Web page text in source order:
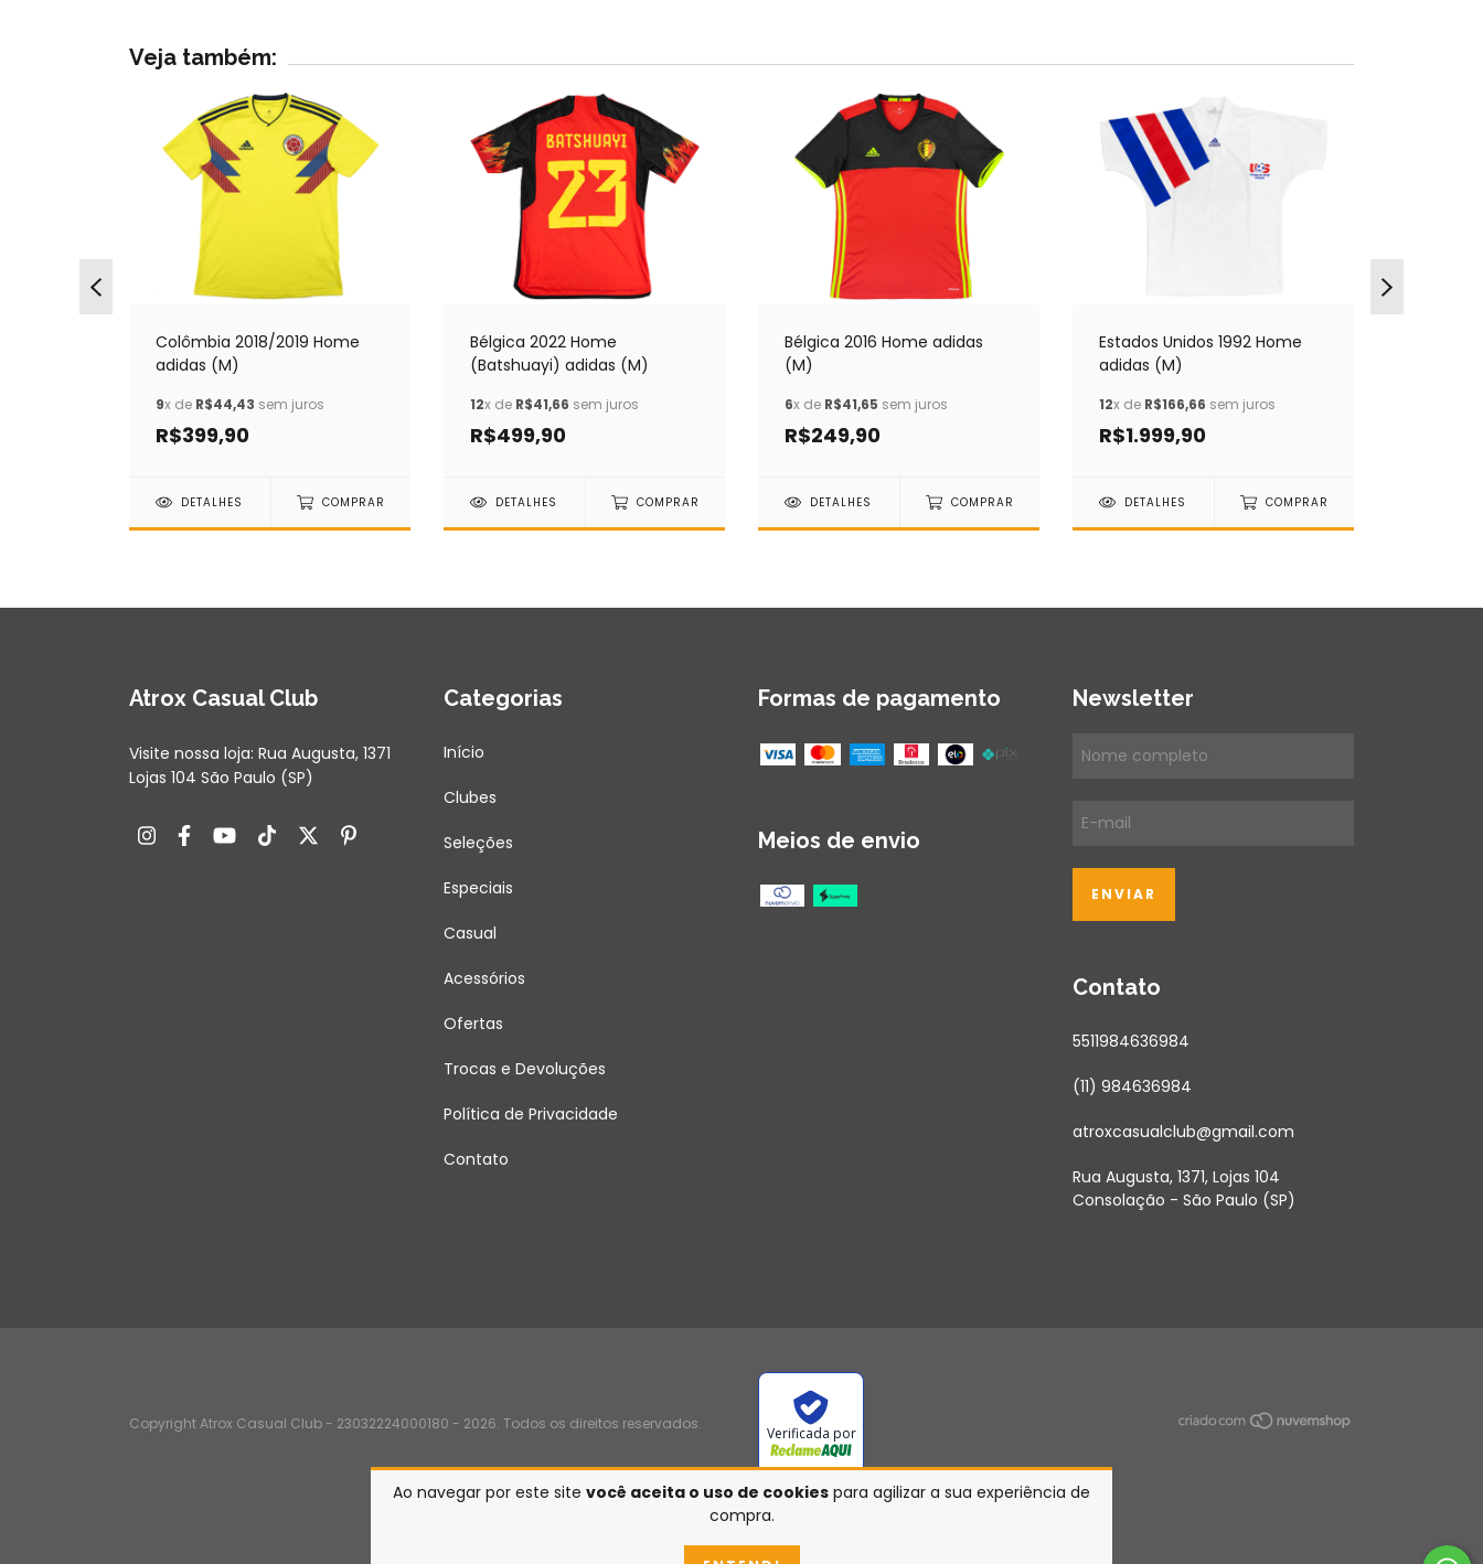
Ao navegar por este site você aceita o uso de cookies para agilizar a sua experiência de
compra.
Veja também:
Colômbia 2018/2019 Home
adidas (M)
9x de R$44,43 sem juros
R$399,90
DETALHES COMPRAR
Bélgica 2022 Home
(Batshuayi) adidas (M)
12x de R$41,66 sem juros
R$499,90
DETALHES COMPRAR
Bélgica 2016 Home adidas
(M)
6x de R$41,65 sem juros
R$249,90
DETALHES COMPRAR
Estados Unidos 1992 Home
adidas (M)
12x de R$166,66 sem juros
R$1.999,90
DETALHES COMPRAR
Atrox Casual Club
Visite nossa loja: Rua Augusta, 1371
Lojas 104 São Paulo (SP)
Categorias
Início
Clubes
Seleções
Especiais
Casual
Acessórios
Ofertas
Trocas e Devoluções
Política de Privacidade
Contato
Formas de pagamento
Meios de envio
Newsletter
Contato
5511984636984
(11) 984636984
atroxcasualclub@gmail.com
Rua Augusta, 1371, Lojas 104
Consolação - São Paulo (SP)
Copyright Atrox Casual Club - 23032224000180 - 2026. Todos os direitos reservados.
Verificada por